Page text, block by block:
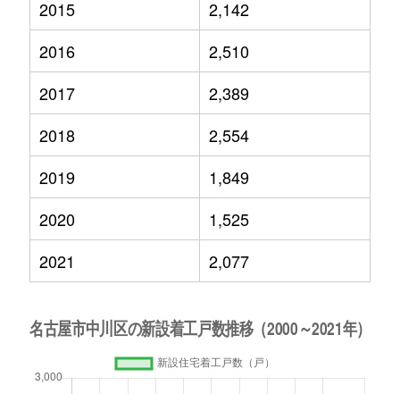
2015
2,142
2016
2,510
2017
2,389
2018
2,554
2019
1,849
2020
1,525
2021
2,077